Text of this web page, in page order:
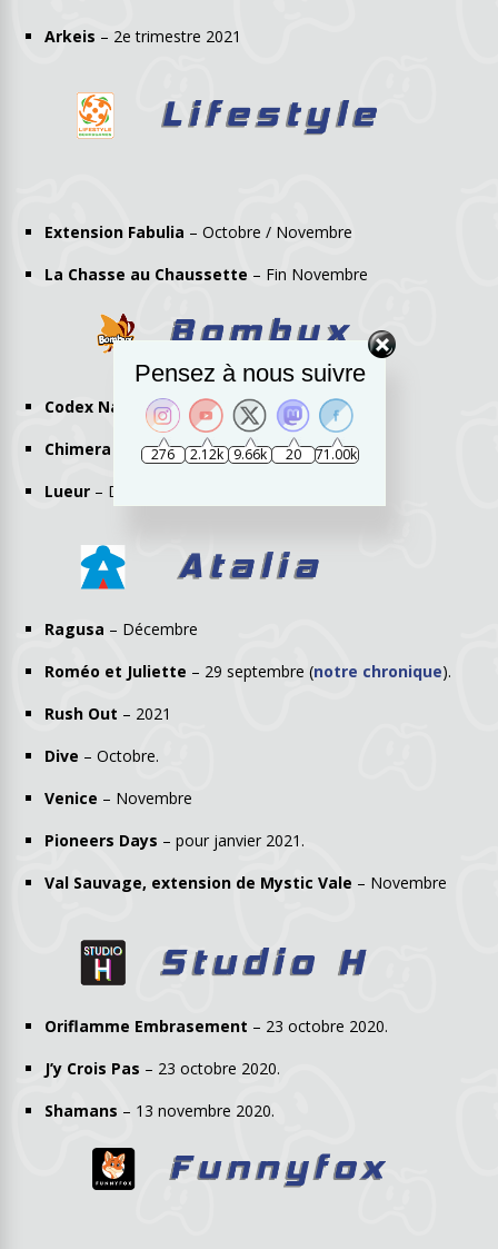
Arkeis – 2e trimestre 2021
Extension Fabulia – Octobre / Novembre
La Chasse au Chaussette – Fin Novembre
Codex Naturalis– Novembre
Chimera – Novembre
Lueur – Début 2021
Ragusa – Décembre
Roméo et Juliette – 29 septembre (notre chronique).
Rush Out – 2021
Dive – Octobre.
Venice – Novembre
Pioneers Days – pour janvier 2021.
Val Sauvage, extension de Mystic Vale – Novembre
Oriflamme Embrasement – 23 octobre 2020.
J’y Crois Pas – 23 octobre 2020.
Shamans – 13 novembre 2020.
Pensez à nous suivre
276 2.12k 9.66k 20 71.00k